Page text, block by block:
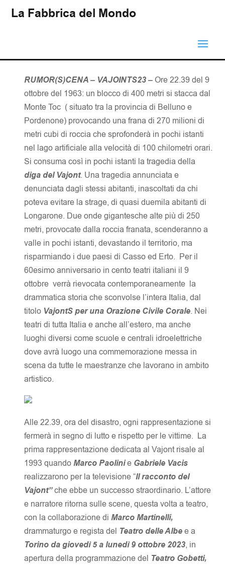
La Fabbrica del Mondo
RUMOR(S)CENA – VAJOINTS23 –Ore 22.39 del 9
ottobre del 1963: un blocco di 400 metri si stacca dal
Monte Toc ( situato tra la provincia di Belluno e
Pordenone) provocando una frana di 270 milioni di
metri cubi di roccia che sprofonderà in pochi istanti
nel lago artificiale alla velocità di 100 chilometri orari.
Si consuma così in pochi istanti la tragedia della
diga del Vajont. Una tragedia annunciata e
denunciata dagli stessi abitanti, inascoltati da chi
poteva evitare la strage, di quasi duemila abitanti di
Longarone. Due onde gigantesche alte più di 250
metri, provocate dalla roccia franata, scenderanno a
valle in pochi istanti, devastando il territorio, ma
risparmiando i due paesi di Casso ed Erto. Per il
60esimo anniversario in cento teatri italiani il 9
ottobre verrà rievocata contemporaneamente la
drammatica storia che sconvolse l’intera Italia, dal
titolo VajontS per una Orazione Civile Corale. Nei
teatri di tutta Italia e anche all’estero, ma anche
luoghi diversi come scuole e centrali idroelettriche
dove avrà luogo una commemorazione messa in
scena da tutte le maestranze che lavorano in ambito
artistico.
Alle 22.39, ora del disastro, ogni rappresentazione si
fermerà in segno di lutto e rispetto per le vittime. La
prima rappresentazione dedicata al Vajont risale al
1993 quandoMarco Paolinie Gabriele Vacis
realizzarono per la televisione “Il racconto del
Vajont”che ebbe un successo straordinario. L’attore
e narratore ritorna sulle scene, questa volta a teatro,
con la collaborazione di Marco Martinelli,
drammaturgo e regista del Teatro delle Albee a
Torino da giovedì 5 a lunedì 9 ottobre 2023, in
apertura della programmazione del Teatro Gobetti,